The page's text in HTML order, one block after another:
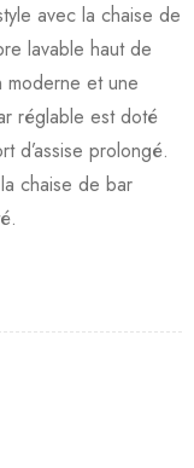
avec la chaise de
lavable haut de
moderne et une
réglable est doté
d’assise prolongé.
chaise de bar